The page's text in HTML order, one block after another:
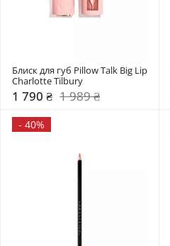
Блиск для губ Pillow Talk Big Lip
Charlotte Tilbury
1 790 ₴ 1 989 ₴
- 40%